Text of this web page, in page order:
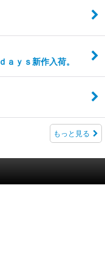
ａｙｓ新作入荷。
もっと見る